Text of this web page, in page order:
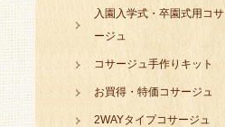
入園入学式・卒園式用コサ
ージュ
コサージュ手作りキット
お買得・特価コサージュ
2WAYタイプコサージュ